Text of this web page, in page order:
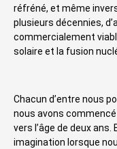
réfréné, et même
plusieurs décennies,
commercialement
solaire et la fusion
Chacun d’entre nous
nous avons
vers l’âge de deux
imagination lorsque